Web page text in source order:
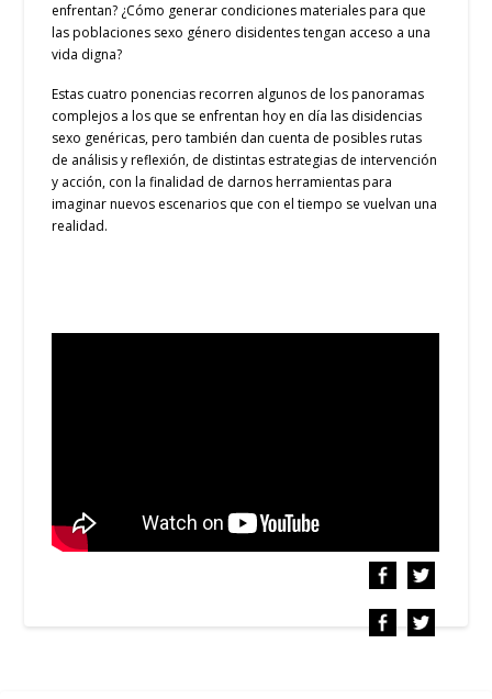
enfrentan? ¿Cómo generar condiciones materiales para que
las poblaciones sexo género disidentes tengan acceso a una
vida digna?
Estas cuatro ponencias recorren algunos de los panoramas
complejos a los que se enfrentan hoy en día las disidencias
sexo genéricas, pero también dan cuenta de posibles rutas
de análisis y reflexión, de distintas estrategias de intervención
y acción, con la finalidad de darnos herramientas para
imaginar nuevos escenarios que con el tiempo se vuelvan una
realidad.